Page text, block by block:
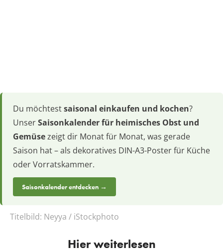
Du möchtestsaisonal einkaufen und kochen?
UnserSaisonkalender für heimisches Obst und
Gemüsezeigt dir Monat für Monat, was gerade
Saison hat – als dekoratives DIN-A3-Poster für Küche
oder Vorratskammer.
Saisonkalender entdecken →
Titelbild: Neyya / iStockphoto
Hier weiterlesen